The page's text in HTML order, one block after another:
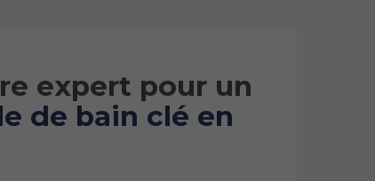
expert pour un
de bain clé en